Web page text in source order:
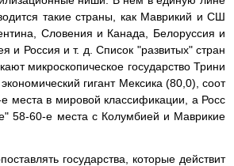
такие страны, как Маврикий и СШ
Словения и Канада, Белоруссия и
и Россия и т. д. Список "развитых" стран
микроскопическое государство Трини
гигант Мексика (80,0), соот
места в мировой классификации, а Росс
58-60-е места с Колумбией и Маврикие
государства, которые действит